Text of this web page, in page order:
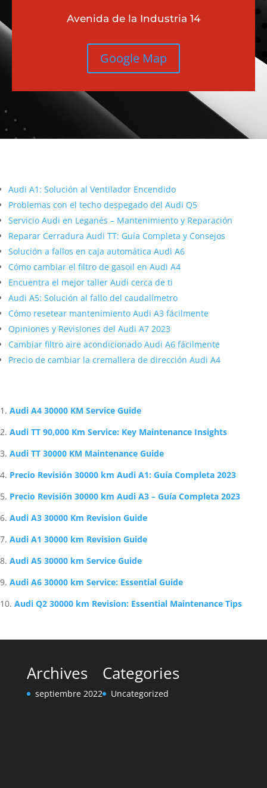
Avenida de la Industria 14
Google Map
Audi A1: Solución al Ventilador Encendido
Problemas con el techo despegado del Audi Q5
Servicio Audi en Leganés – Mantenimiento y Reparación
Reparar Cerradura Audi TT: Guía Completa y Consejos
Solución a fallos en caja automática Audi A6
Cómo cambiar el filtro de gasoil en Audi A4
Encuentra el mejor taller Audi cerca de ti
Audi A5: Solución al fallo del caudalímetro
Cómo resetear mantenimiento Audi A3 fácilmente
Opiniones y Revisiones del Audi A7 2023
Cambiar filtro aire acondicionado Audi A6 fácilmente
Precio de cambiar la cremallera de dirección Audi A4
Audi A4 30000 KM Service Guide
Audi TT 90,000 Km Service: Key Maintenance Insights
Audi TT 30000 KM Maintenance Guide
Precio Revisión 30000 km Audi A1: Guía Completa 2023
Precio Revisión 30000 km Audi A3 – Guía Completa 2023
Audi A3 30000 Km Revision Guide
Audi A1 30000 km Revision Guide
Audi A5 30000 km Service Guide
Audi A6 30000 km Service: Essential Guide
Audi Q2 30000 km Revision: Essential Maintenance Tips
Archives
septiembre 2022
Categories
Uncategorized